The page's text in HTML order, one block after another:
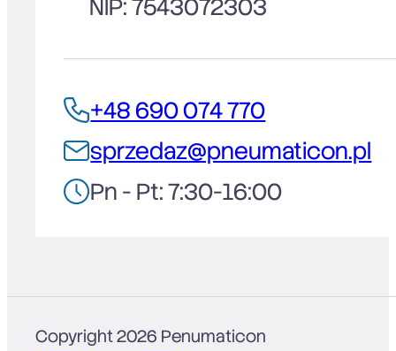
NIP: 7543072303
+48 690 074 770
sprzedaz@pneumaticon.pl
Pn - Pt: 7:30-16:00
Copyright 2026 Penumaticon